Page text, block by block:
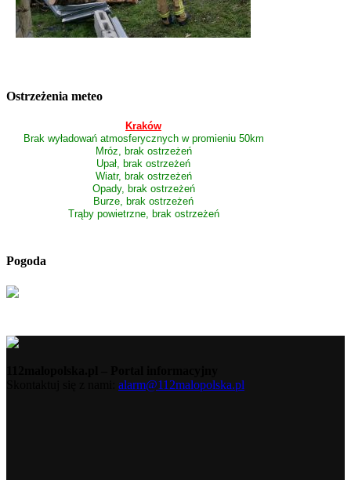
Ostrzeżenia meteo
Kraków
Brak wyładowań atmosferycznych w promieniu 50km
Mróz, brak ostrzeżeń
Upał, brak ostrzeżeń
Wiatr, brak ostrzeżeń
Opady, brak ostrzeżeń
Burze, brak ostrzeżeń
Trąby powietrzne, brak ostrzeżeń
Pogoda
alarm@112malopolska.pl